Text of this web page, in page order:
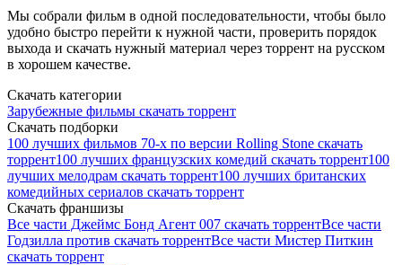
Мы собрали фильм в одной последовательности, чтобы было
удобно быстро перейти к нужной части, проверить порядок
выхода и скачать нужный материал через торрент на русском
в хорошем качестве.
Скачать категории
Зарубежные фильмы скачать торрент
Скачать подборки
100 лучших фильмов 70-х по версии Rolling Stone скачать
торрент100 лучших французских комедий скачать торрент100
лучших мелодрам скачать торрент100 лучших британских
комедийных сериалов скачать торрент
Скачать франшизы
Все части Джеймс Бонд Агент 007 скачать торрентВсе части
Годзилла против скачать торрентВсе части Мистер Питкин
скачать торрент